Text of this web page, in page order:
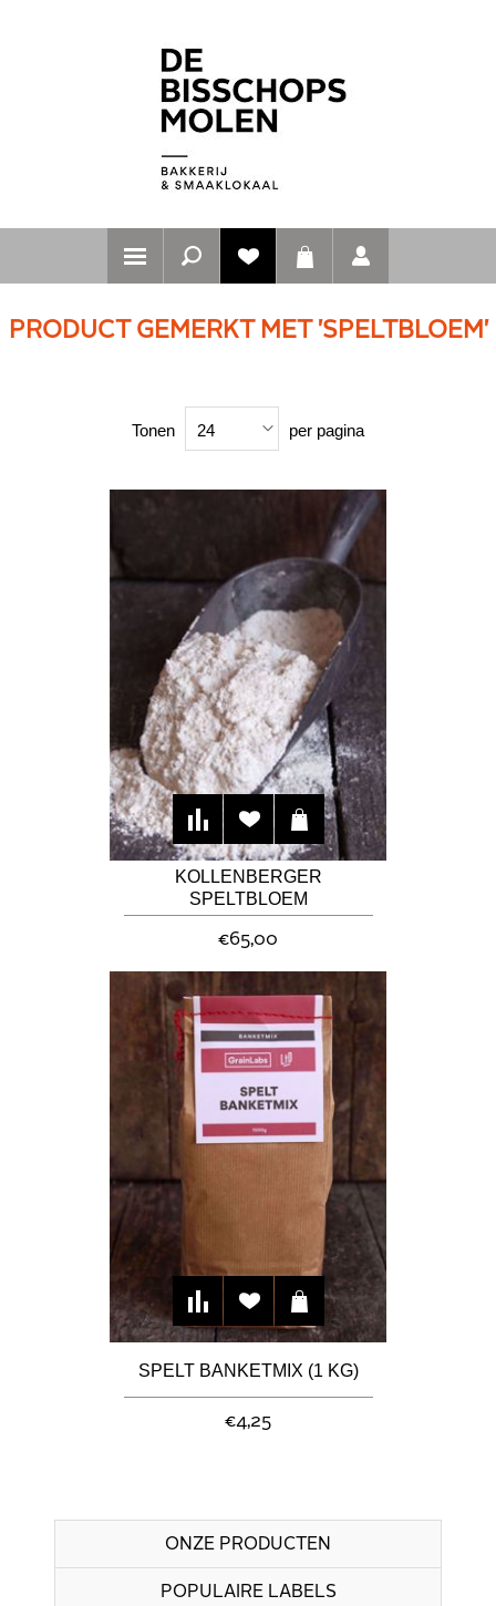
PRODUCT GEMERKT MET 'SPELTBLOEM'
Tonen 24 per pagina
KOLLENBERGER
SPELTBLOEM
(GROOTVERPAKKING)
€65,00
SPELT BANKETMIX (1 KG)
€4,25
ONZE PRODUCTEN
POPULAIRE LABELS